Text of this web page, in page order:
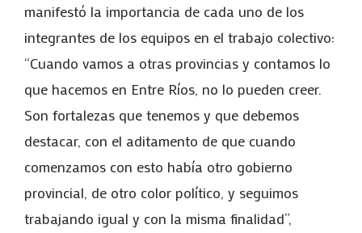
manifestó la importancia de cada uno de los
integrantes de los equipos en el trabajo colectivo:
“Cuando vamos a otras provincias y contamos lo
que hacemos en Entre Ríos, no lo pueden creer.
Son fortalezas que tenemos y que debemos
destacar, con el aditamento de que cuando
comenzamos con esto había otro gobierno
provincial, de otro color político, y seguimos
trabajando igual y con la misma finalidad”,